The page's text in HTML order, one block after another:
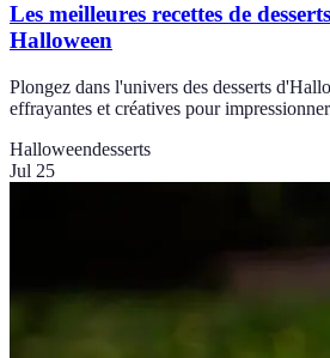
Les meilleures recettes de
Halloween
Plongez dans l'univers des desserts
effrayantes et créatives pour
Halloweendesserts
Jul 25